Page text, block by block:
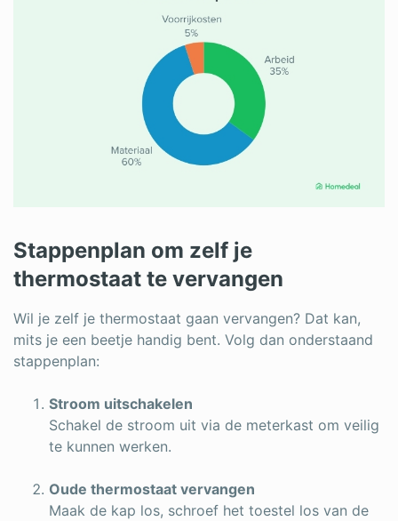
Stappenplan om zelf je
thermostaat te vervangen
Wil je zelf je thermostaat gaan vervangen? Dat kan,
mits je een beetje handig bent. Volg dan onderstaand
stappenplan:
Stroom uitschakelen
Schakel de stroom uit via de meterkast om veilig
te kunnen werken.
Oude thermostaat vervangen
Maak de kap los, schroef het toestel los van de